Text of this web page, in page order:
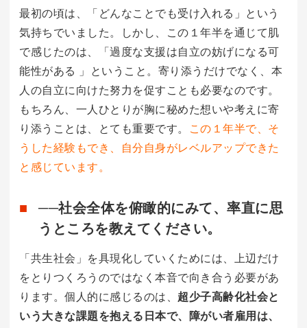
最初の頃は、「どんなことでも受け入れる」という
気持ちでいました。しかし、この１年半を通じて肌
で感じたのは、「過度な支援は自立の妨げになる可
能性がある 」ということ。寄り添うだけでなく、本
人の自立に向けた努力を促すことも必要なのです。
もちろん、一人ひとりが胸に秘めた想いや考えに寄
り添うことは、とても重要です。
この１年半で、そ
うした経験もでき、自分自身がレベルアップできた
と感じています。
──社会全体を俯瞰的にみて、率直に思
うところを教えてください。
「共生社会」を具現化していくためには、上辺だけ
をとりつくろうのではなく本音で向き合う必要があ
ります。個人的に感じるのは、 超少子高齢化社会と
いう大きな課題を抱える日本で、障がい者雇用は、